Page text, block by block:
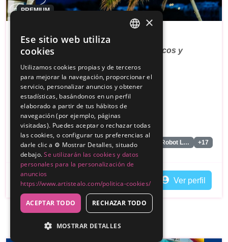
PREMIUM
Acrobati-K Espectáculos
Creación de animaciones y shows únicos y
adaptados a lo…
Sin reseñas
Desde 250€
ibiza
Profesor/Escuela de Circo Bailarines Led/Robot Led +17
Contactar Ver perfil
×
Ese sitio web utiliza
cookies
Utilizamos cookies propias y de terceros
para mejorar la navegación, proporcionar el
servicio, personalizar anuncios y obtener
estadísticas, basándonos en un perfil
elaborado a partir de tus hábitos de
navegación (por ejemplo, páginas
visitadas). Puedes aceptar o rechazar todas
las cookies, o configurar tus preferencias al
darle clic a ⚙️ Mostrar Detalles, situado
debajo.Se utilizarán las cookies y datos
personales para la personalización de
anuncios
https://www.artistealo.com/politica-cookies/
ACEPTAR TODO RECHAZAR TODO
MOSTRAR DETALLES